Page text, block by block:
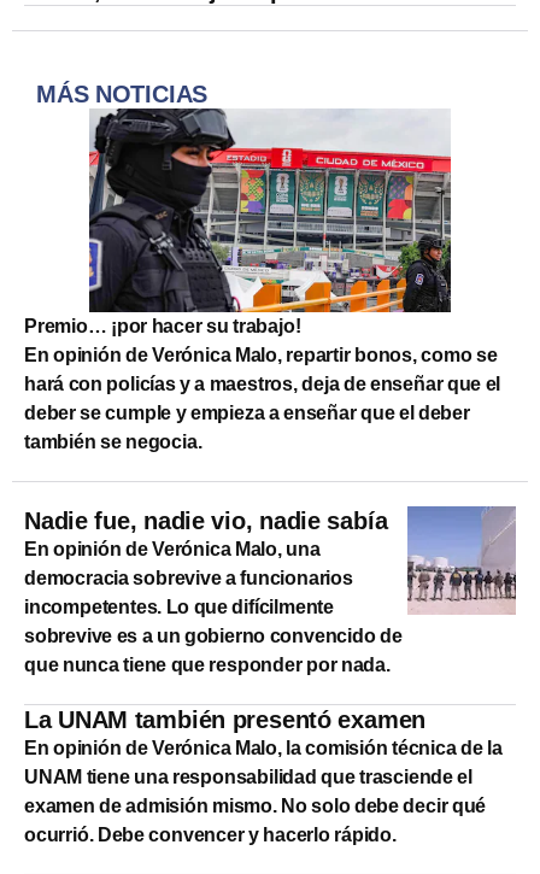
MÁS NOTICIAS
Premio… ¡por hacer su trabajo!
En opinión de Verónica Malo, repartir bonos, como se
hará con policías y a maestros, deja de enseñar que el
deber se cumple y empieza a enseñar que el deber
también se negocia.
Nadie fue, nadie vio, nadie sabía
En opinión de Verónica Malo, una
democracia sobrevive a funcionarios
incompetentes. Lo que difícilmente
sobrevive es a un gobierno convencido de
que nunca tiene que responder por nada.
La UNAM también presentó examen
En opinión de Verónica Malo, la comisión técnica de la
UNAM tiene una responsabilidad que trasciende el
examen de admisión mismo. No solo debe decir qué
ocurrió. Debe convencer y hacerlo rápido.